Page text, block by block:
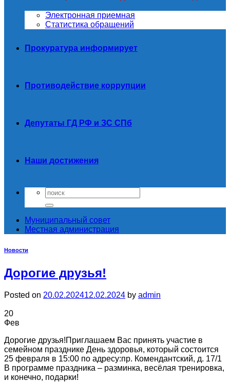
Электронная приемная
Статистика обращений
Прокуратура информирует
Противодействие коррупции
Депутаты ГД РФ и ЗС СПб
Наши достижения
Муниципальный совет
Местная администрация
Новости
Дорогие друзья!
Posted on 20.02.202412.02.2024 by admin
20
Фев
Дорогие друзья!Приглашаем Вас принять участие в
семейном празднике День здоровья, который состоится
25 февраля в 15:00 по адресу:пр. Комендантский, д. 17/1
В программе праздника – разминка, весёлая тренировка,
и конечно, подарки!